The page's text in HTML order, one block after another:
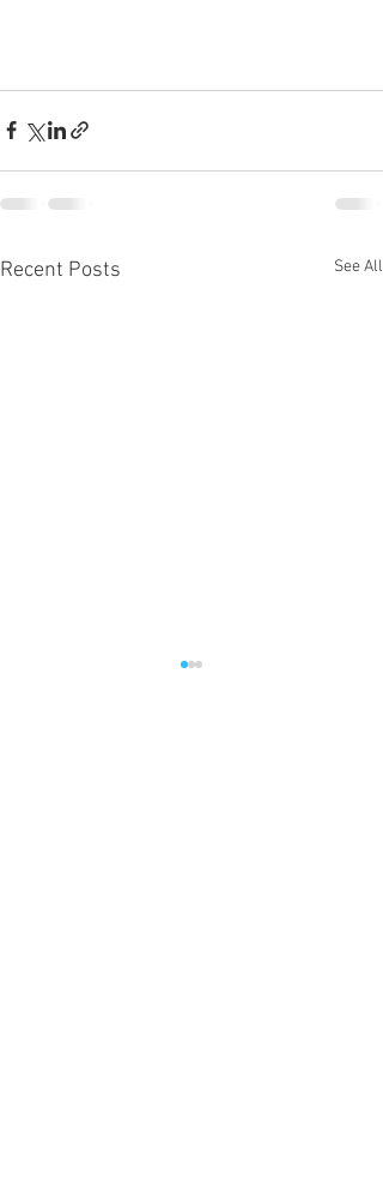
Recent Posts See All